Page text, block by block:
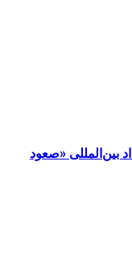
بین‌المللی «صعود